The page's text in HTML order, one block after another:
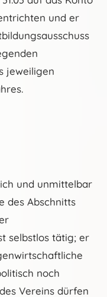
und er
jeweiligen
und unmittelbar
des Abschnitts
selbstlos tätig; er
noch
Vereins dürfen